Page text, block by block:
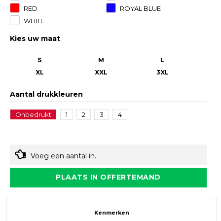
RED
ROYAL BLUE
WHITE
Kies uw maat
S M
L
XL
XXL 3XL
Aantal drukkleuren
Onbedrukt 1 2 3 4
Voeg een aantal in.
PLAATS IN OFFERTEMAND
Kenmerken